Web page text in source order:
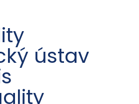
ústav